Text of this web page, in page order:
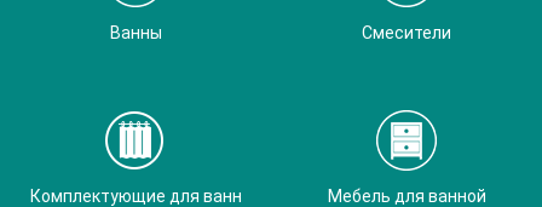
Ванны Смесители
Комплектующие для ванн Мебель для ванной